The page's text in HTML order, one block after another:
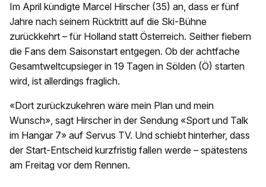
Im April kündigte Marcel Hirscher (35) an, dass er fünf
Jahre nach seinem Rücktritt auf die Ski-Bühne
zurückkehrt – für Holland statt Österreich. Seither fiebern
die Fans dem Saisonstart entgegen. Ob der achtfache
Gesamtweltcupsieger in 19 Tagen in Sölden (Ö) starten
wird, ist allerdings fraglich.
«Dort zurückzukehren wäre mein Plan und mein
Wunsch», sagt Hirscher in der Sendung «Sport und Talk
im Hangar 7» auf Servus TV. Und schiebt hinterher, dass
der Start-Entscheid kurzfristig fallen werde – spätestens
am Freitag vor dem Rennen.